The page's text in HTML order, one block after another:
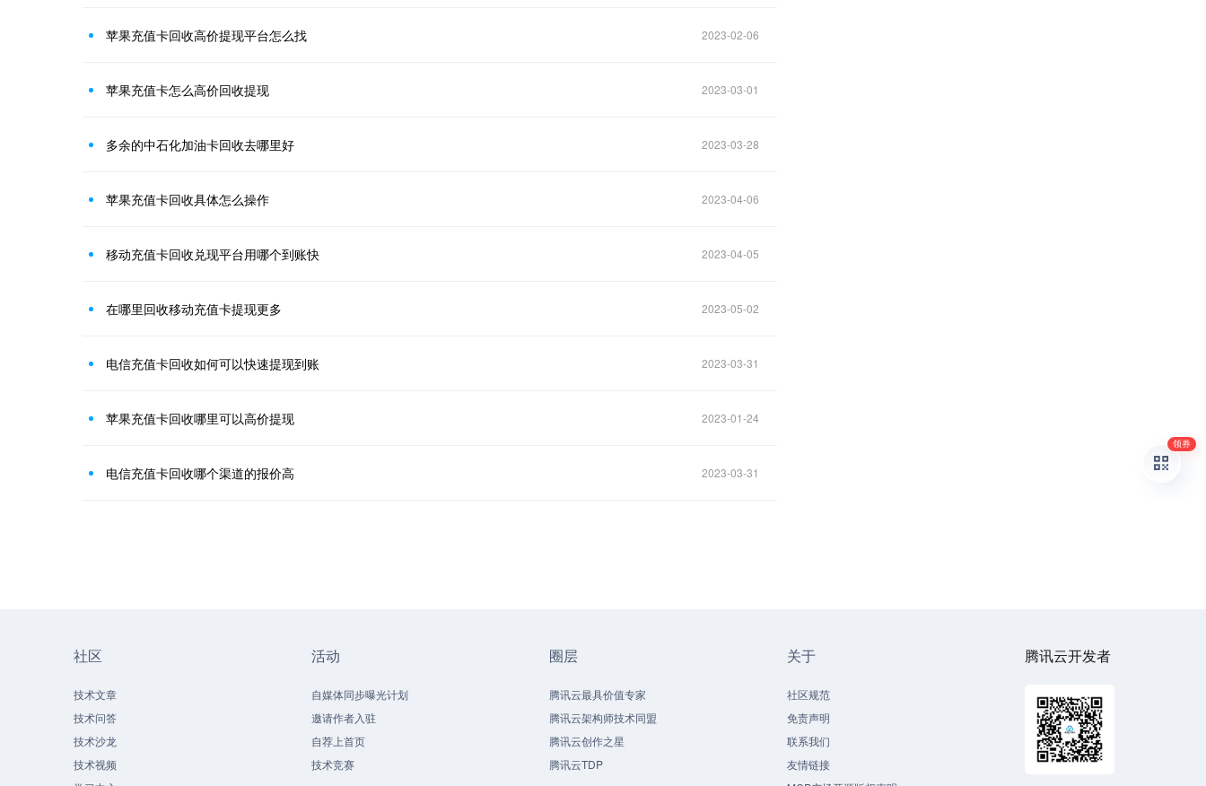
苹果充值卡回收高价提现平台怎么找 2023-02-06
苹果充值卡怎么高价回收提现 2023-03-01
多余的中石化加油卡回收去哪里好 2023-03-28
苹果充值卡回收具体怎么操作 2023-04-06
移动充值卡回收兑现平台用哪个到账快 2023-04-05
在哪里回收移动充值卡提现更多 2023-05-02
电信充值卡回收如何可以快速提现到账 2023-03-31
苹果充值卡回收哪里可以高价提现 2023-01-24
电信充值卡回收哪个渠道的报价高 2023-03-31
社区
技术文章
技术问答
技术沙龙
技术视频
活动
自媒体同步曝光计划
邀请作者入驻
自荐上首页
技术竞赛
圈层
腾讯云最具价值专家
腾讯云架构师技术同盟
腾讯云创作之星
腾讯云TDP
关于
社区规范
免责声明
联系我们
友情链接
腾讯云开发者
领券